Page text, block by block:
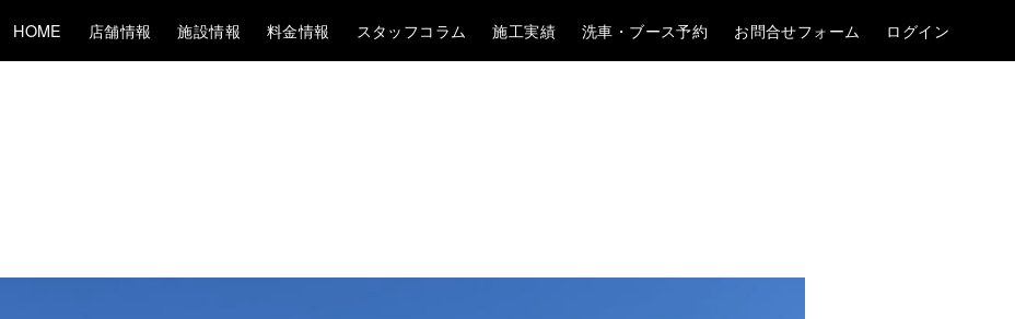
HOME 店舗情報 施設情報 料金情報 スタッフコラム 施工実績 洗車・ブース予約 お問合せフォーム ログイン